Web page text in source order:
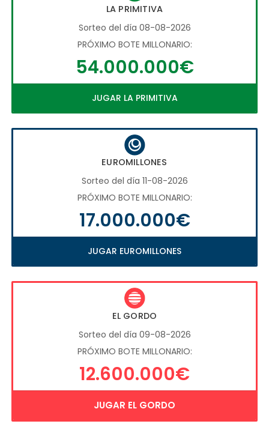
LA PRIMITIVA
Sorteo del día 08-08-2026
PRÓXIMO BOTE MILLONARIO:
54.000.000€
JUGAR LA PRIMITIVA
EUROMILLONES
Sorteo del día 11-08-2026
PRÓXIMO BOTE MILLONARIO:
17.000.000€
JUGAR EUROMILLONES
EL GORDO
Sorteo del día 09-08-2026
PRÓXIMO BOTE MILLONARIO:
12.600.000€
JUGAR EL GORDO